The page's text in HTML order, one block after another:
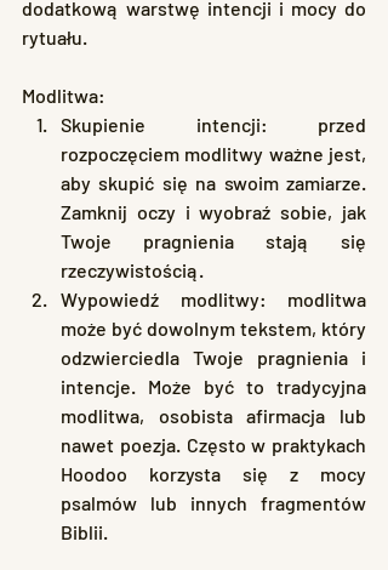
dodatkową warstwę intencji i mocy do
rytuału.
Modlitwa:
Skupienie intencji: przed
rozpoczęciem modlitwy ważne jest,
aby skupić się na swoim zamiarze.
Zamknij oczy i wyobraź sobie, jak
Twoje pragnienia stają się
rzeczywistością.
Wypowiedź modlitwy: modlitwa
może być dowolnym tekstem, który
odzwierciedla Twoje pragnienia i
intencje. Może być to tradycyjna
modlitwa, osobista afirmacja lub
nawet poezja. Często w praktykach
Hoodoo korzysta się z mocy
psalmów lub innych fragmentów
Biblii.